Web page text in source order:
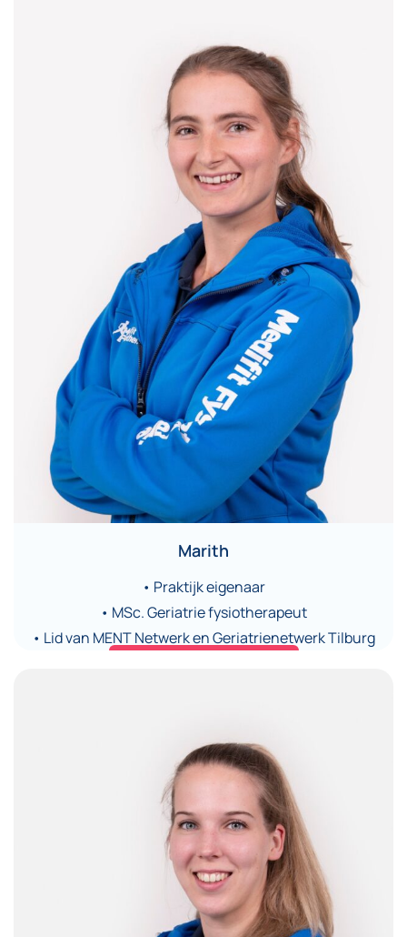
Marith
• Praktijk eigenaar
• MSc. Geriatrie fysiotherapeut
• Lid van MENT Netwerk en Geriatrienetwerk Tilburg